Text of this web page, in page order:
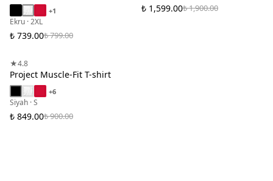
+1
Ekru · 2XL
₺ 739.00₺ 799.00
₺ 1,599.00₺ 1,900.00
3 AL 2 ÖDE
★4.8
Project Muscle-Fit T-shirt
+6
Siyah · S
₺ 849.00₺ 900.00